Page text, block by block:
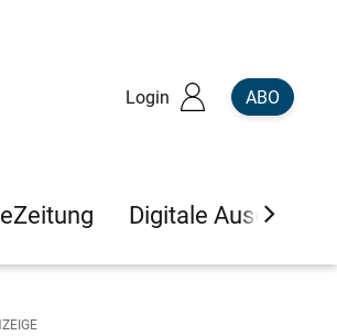
Login ABO
eZeitung Digitale Ausgaben